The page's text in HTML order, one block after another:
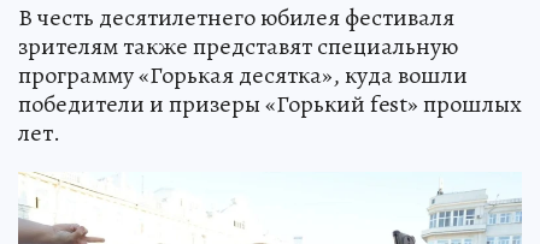
В честь десятилетнего юбилея фестиваля
зрителям также представят специальную
программу «Горькая десятка», куда вошли
победители и призеры «Горький fest» прошлых
лет.